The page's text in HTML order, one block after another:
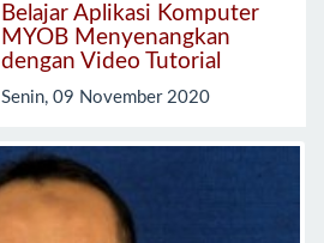
Belajar Aplikasi Komputer
MYOB Menyenangkan
dengan Video Tutorial
Senin, 09 November 2020